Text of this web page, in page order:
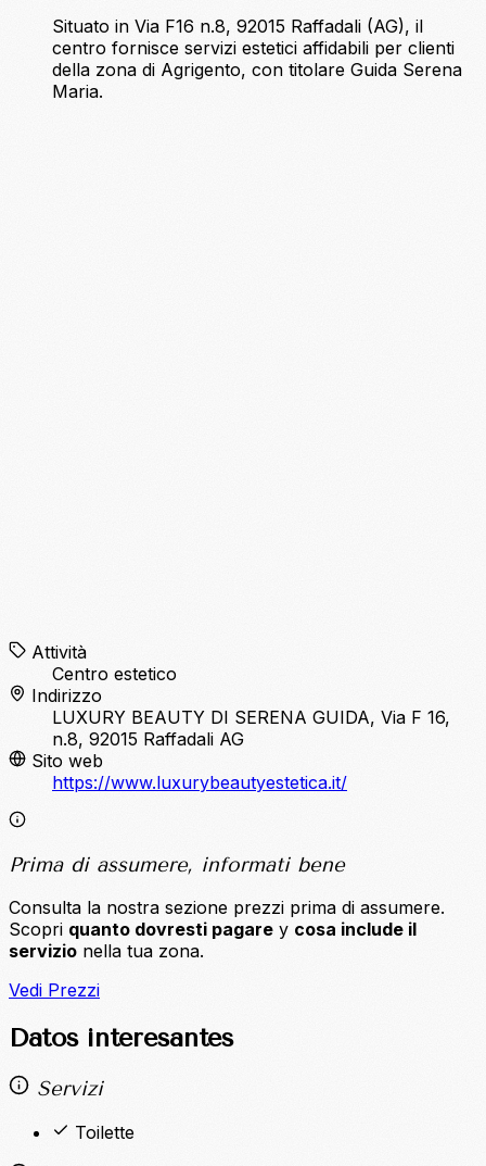
Situato in Via F16 n.8, 92015 Raffadali (AG), il
centro fornisce servizi estetici affidabili per clienti
della zona di Agrigento, con titolare Guida Serena
Maria.
Attività
Centro estetico
Indirizzo
LUXURY BEAUTY DI SERENA GUIDA, Via F 16,
n.8, 92015 Raffadali AG
Sito web
https://www.luxurybeautyestetica.it/
Prima di assumere, informati bene
Consulta la nostra sezione prezzi prima di assumere.
Scopri quanto dovresti pagare y cosa include il
servizio nella tua zona.
Vedi Prezzi
Datos interesantes
Servizi
Toilette